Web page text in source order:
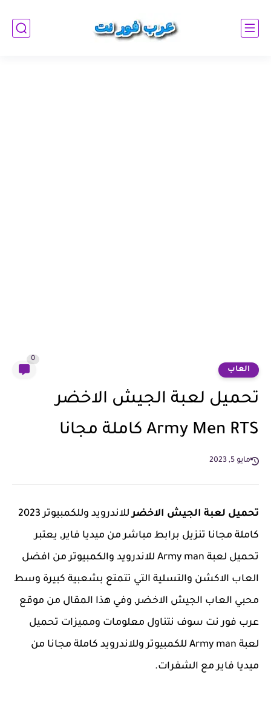
العاب
0
تحميل لعبة الجيش الاخضر
Army Men RTS كاملة مجانا
مايو 5, 2023
تحميل لعبة الجيش الاخضر
للاندرويد وللكمبيوتر 2023
كاملة مجانا تنزيل برابط مباشر من ميديا فاير, يعتبر
تحميل لعبة Army man للاندرويد والكمبيوتر من افضل
العاب الاكشن والتسلية التي تتمتع بشعبية كبيرة وسط
محبي العاب الجيش الاخضر, وفي هذا المقال من موقع
عرب فور نت سوف نتناول معلومات ومميزات تحميل
لعبة Army man للكمبيوتر وللاندرويد كاملة مجانا من
ميديا فاير مع الشفرات.